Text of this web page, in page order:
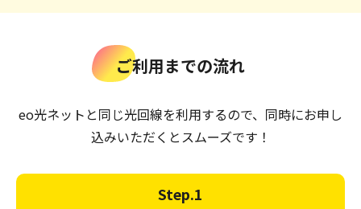
ご利用までの流れ
eo光ネットと同じ光回線を利用するので、同時にお申し
込みいただくとスムーズです！
Step.1